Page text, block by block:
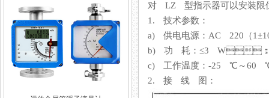
对 LZ 型指示器可以安装限
1. 技术参数：
a) 供电电源：AC 220（
b) 功 耗：≤3 W
c) 工作温度：-25 ℃～60
2. 接 线 图：